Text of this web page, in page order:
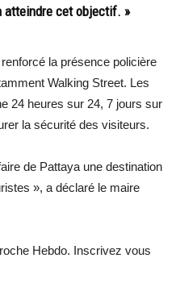
atteindre cet objectif. »
la présence policière
Walking Street. Les
24 heures sur 24, 7 jours sur
la sécurité des visiteurs.
de Pattaya une destination
», a déclaré le maire
Hebdo. Inscrivez vous